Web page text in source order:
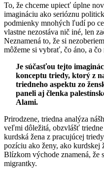
To, že chceme upiecť úplne
imagináciu ako serióznu
podmienky mnohých ľudí po
vlastne nezostáva nič iné, len
Neznamená to, že si
môžeme si vybrať, čo áno, a
Je súčasťou tejto
konceptu triedy, ktorý z
triedneho aspektu zo
paneli aj členka
Alami.
Prirodzene, triedna analýza
veľmi dôležitá, obzvlášť triedne
kurdská žena z pracujúcej
pozíciu ako ženy, ako kurdskej
Blízkom východe znamená, že
migrantky.